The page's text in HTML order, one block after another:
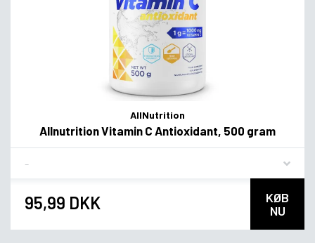
AllNutrition
Allnutrition Vitamin C Antioxidant, 500 gram
95,99 DKK
KØB
NU